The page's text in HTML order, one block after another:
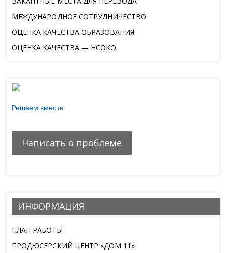
МЕЖДУНАРОДНОЕ СОТРУДНИЧЕСТВО
ОЦЕНКА КАЧЕСТВА ОБРАЗОВАНИЯ
ОЦЕНКА КАЧЕСТВА — НСОКО
Решаем вместе
Написать о проблеме
ИНФОРМАЦИЯ
ПЛАН РАБОТЫ
ПРОДЮСЕРСКИЙ ЦЕНТР «ДОМ 11»